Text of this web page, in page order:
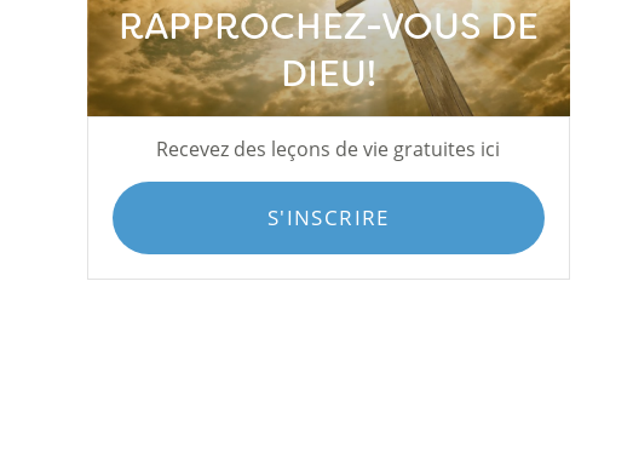
RAPPROCHEZ-VOUS DE
DIEU!
Recevez des leçons de vie gratuites ici
S'INSCRIRE